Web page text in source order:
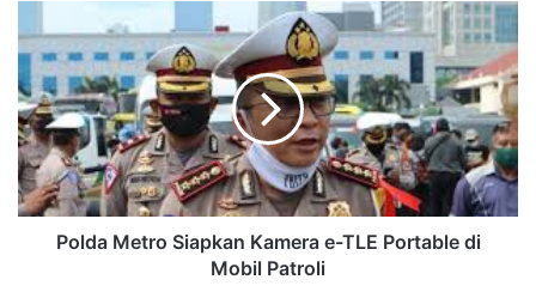
Polda Metro Siapkan Kamera e-TLE Portable di
Mobil Patroli